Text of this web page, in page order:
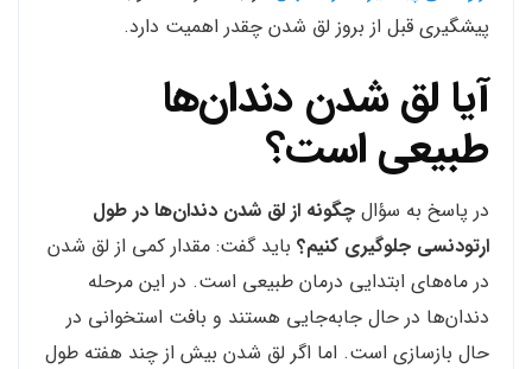
پیشگیری قبل از بروز لق شدن چقدر اهمیت دارد.
آیا لق شدن دندان‌ها
طبیعی است؟
در پاسخ به سؤال چگونه از لق شدن دندان‌ها در طول
ارتودنسی جلوگیری کنیم؟ باید گفت: مقدار کمی از لق شدن
در ماه‌های ابتدایی درمان طبیعی است. در این مرحله
دندان‌ها در حال جابه‌جایی هستند و بافت استخوانی در
حال بازسازی است. اما اگر لق شدن بیش از چند هفته طول